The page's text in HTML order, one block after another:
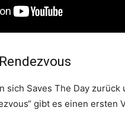
sich Saves The Day
gibt es einen ersten